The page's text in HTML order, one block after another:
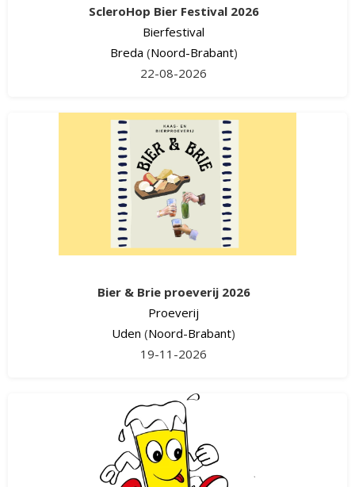
ScleroHop Bier Festival 2026
Bierfestival
Breda (Noord-Brabant)
22-08-2026
Bier & Brie proeverij 2026
Proeverij
Uden (Noord-Brabant)
19-11-2026